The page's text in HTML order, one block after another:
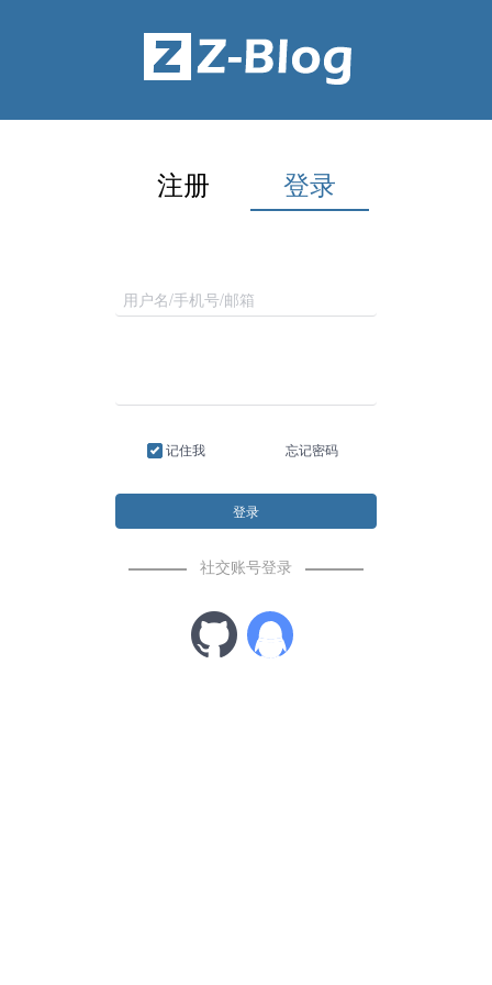
注册 登录
记住我 忘记密码
登录
社交账号登录